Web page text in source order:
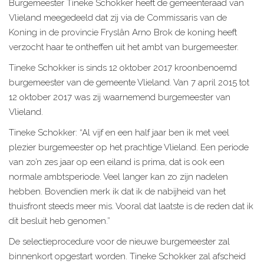
Burgemeester Tineke Schokker heeft de gemeenteraad van
Vlieland meegedeeld dat zij via de Commissaris van de
Koning in de provincie Fryslân Arno Brok de koning heeft
verzocht haar te ontheffen uit het ambt van burgemeester.
Tineke Schokker is sinds 12 oktober 2017 kroonbenoemd
burgemeester van de gemeente Vlieland. Van 7 april 2015 tot
12 oktober 2017 was zij waarnemend burgemeester van
Vlieland.
Tineke Schokker: “Al vijf en een half jaar ben ik met veel
plezier burgemeester op het prachtige Vlieland. Een periode
van zo’n zes jaar op een eiland is prima, dat is ook een
normale ambtsperiode. Veel langer kan zo zijn nadelen
hebben. Bovendien merk ik dat ik de nabijheid van het
thuisfront steeds meer mis. Vooral dat laatste is de reden dat ik
dit besluit heb genomen.”
De selectieprocedure voor de nieuwe burgemeester zal
binnenkort opgestart worden. Tineke Schokker zal afscheid